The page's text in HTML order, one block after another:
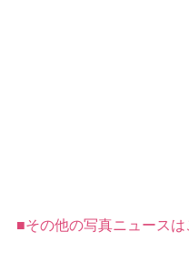
■その他の写真ニュースは